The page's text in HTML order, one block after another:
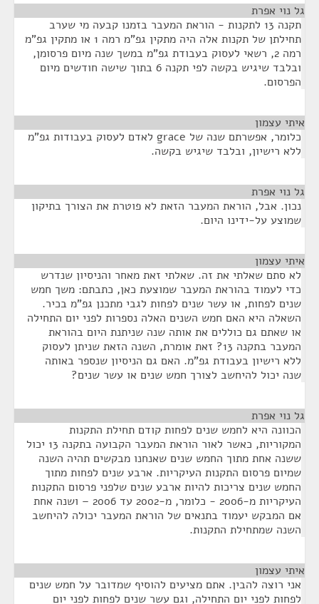
גל נוי אפרת
תקנה 13 לתקנות - הוראת המעבר בזמנו קבעה מי שערב
תחילתן של תקנות אלה היה מתקין גפ"מ רמה 1 או מתקין גפ"מ
רמה 2, רשאי לעסוק בעבודת גפ"מ במשך שנה מיום פרסומן,
ובלבד שיגיש בקשה לפי תקנה 6 בתוך שישה חודשים מיום
הפרסום.
איתי עצמון
כלומר, אפשרתם שנה של grace לאדם לעסוק בעבודות גפ"מ
ללא רישיון, ובלבד שיגיש בקשה.
גל נוי אפרת
נכון. אבל, הוראת המעבר הזאת לא פוטרת את הצורך בתיקון
שמוצע על-ידינו היום.
איתי עצמון
לא סתם שאלתי את זה. שאלתי זאת מאחר והניסיון שנדרש
כדי לעמוד בהוראת המעבר שמוצעת כאן, כתבתם: משך חמש
שנים לפחות, או עשר שנים לפחות לגבי מתכנן גפ"מ בכיר.
השאלה היא האם חמש השנים האלה נספרות לפני יום התחילה
או שאתם גם כוללים את אותה שנה שניתנת היום בהוראת
המעבר בתקנה 13? זאת אומרת, השנה הזאת שניתן לעסוק
ללא רישיון בעבודת גפ"מ. האם גם הניסיון שנספר באותה
שנה יכול להיחשב לצורך חמש שנים או עשר שנים?
גל נוי אפרת
הכוונה היא לחמש שנים לפחות קודם תחילת התקנות
המקוריות, כאשר לאור הוראת המעבר הקבועה בתקנה 13 יכול
ששנה אחת מתוך החמש שנים שאנחנו מבקשים תהיה השנה
שמיום פרסום התקנות העיקריות. ארבע שנים לפחות מתוך
החמש שנים צריכות להיות ארבע שנים שלפני פרסום התקנות
העיקריות מ-2006 - כלומר, מ-2002 עד 2006 – ושנה אחת
אם המבקש יעמוד בתנאים של הוראת המעבר יכולה להיחשב
השנה שמתחילת התקנות.
איתי עצמון
אני רוצה להבין. אתם מציעים להוסיף שמדובר על חמש שנים
לפחות לפני יום התחילה, וגם עשר שנים לפחות לפני יום